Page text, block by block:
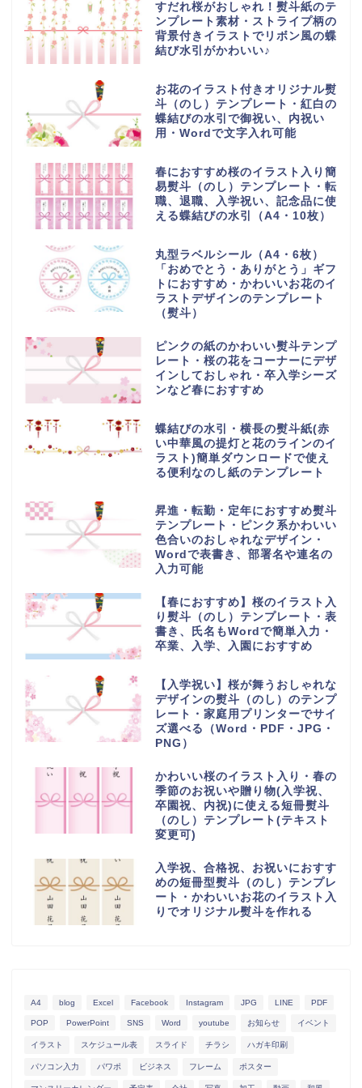
すだれ桜がおしゃれ！熨斗紙のテ
ンプレート素材・ストライプ柄の
背景付きイラストでリボン風の蝶
結び水引がかわいい♪
お花のイラスト付きオリジナル熨
斗（のし）テンプレート・紅白の
蝶結びの水引で御祝い、内祝い
用・Wordで文字入れ可能
春におすすめ桜のイラスト入り簡
易熨斗（のし）テンプレート・転
職、退職、入学祝い、記念品に使
える蝶結びの水引（A4・10枚）
丸型ラベルシール（A4・6枚）
「おめでとう・ありがとう」ギフ
トにおすすめ・かわいいお花のイ
ラストデザインのテンプレート
（熨斗）
ピンクの紙のかわいい熨斗テンプ
レート・桜の花をコーナーにデザ
インしておしゃれ・卒入学シーズ
ンなど春におすすめ
蝶結びの水引・横長の熨斗紙(赤
い中華風の提灯と花のラインのイ
ラスト)簡単ダウンロードで使え
る便利なのし紙のテンプレート
昇進・転勤・定年におすすめ熨斗
テンプレート・ピンク系かわいい
色合いのおしゃれなデザイン・
Wordで表書き、部署名や連名の
入力可能
【春におすすめ】桜のイラスト入
り熨斗（のし）テンプレート・表
書き、氏名もWordで簡単入力・
卒業、入学、入園におすすめ
【入学祝い】桜が舞うおしゃれな
デザインの熨斗（のし）のテンプ
レート・家庭用プリンターでサイ
ズ選べる（Word・PDF・JPG・
PNG）
かわいい桜のイラスト入り・春の
季節のお祝いや贈り物(入学祝、
卒園祝、内祝)に使える短冊熨斗
（のし）テンプレート(テキスト
変更可)
入学祝、合格祝、お祝いにおすす
めの短冊型熨斗（のし）テンプレ
ート・かわいいお花のイラスト入
りでオリジナル熨斗を作れる
A4 blog Excel Facebook Instagram JPG LINE PDF
POP PowerPoint SNS Word youtube お知らせ イベント
イラスト スケジュール表 スライド チラシ ハガキ印刷
パソコン入力 パワポ ビジネス フレーム ポスター